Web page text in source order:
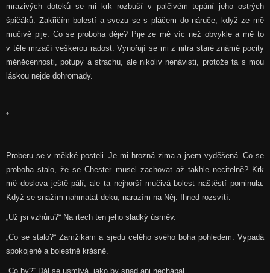
mrazivých doteků se mi krk rozbuší v palčivém tepání jeho ostrých
špičáků. Zakřičím bolestí a svezu se s pláčem do náruče, když ze mě
mučivě pije. Co se proboha děje? Pije ze mě víc než obvykle a mě to
v těle mrzačí veškerou radost. Vynořují se mi z nitra staré známé pocity
méněcennosti, potupy a strachu, ale nikoliv nenávisti, protože ta s mou
láskou nejde dohromady.
*
Proberu se v měkké posteli. Je mi hrozná zima a jsem vyděšená. Co se
proboha stalo, že se Chester musel zachovat až takhle necitelně? Krk
mě doslova ještě pálí, ale ta nejhorší mučivá bolest naštěstí pominula.
Když se snažím nahmatat deku, narazím na Něj. Ihned rozsvítí.
„Už jsi vzhůru?“ Na rtech ten jeho sladký úsměv.
„Co se stalo?“ Zamžikám a sjedu celého svého boha pohledem. Vypadá
spokojeně a bolestně krásně.
„Co by?“ Dál se usmívá, jako by snad ani nechápal.